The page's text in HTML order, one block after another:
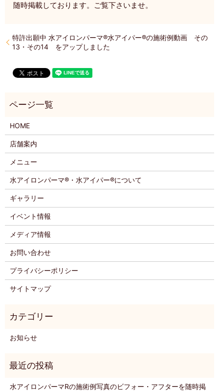
随時掲載しております。ご覧下さいませ。
特許出願中 水アイロンパーマ®️水アイパー®️の施術例動画 その
13・その14 をアップしました
HOME
店舗案内
メニュー
水アイロンパーマ®・水アイパー®について
ギャラリー
イベント情報
メディア情報
お問い合わせ
プライバシーポリシー
サイトマップ
お知らせ
水アイロンパーマRの施術例写真のビフォー・アフターを随時掲